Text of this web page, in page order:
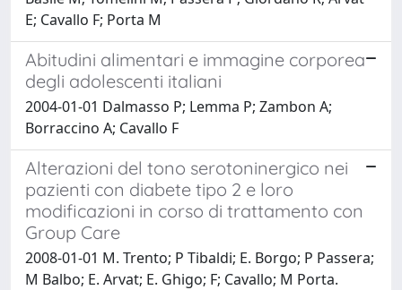
E; Cavallo F; Porta M
Abitudini alimentari e immagine corporea
degli adolescenti italiani
2004-01-01 Dalmasso P; Lemma P; Zambon A;
Borraccino A; Cavallo F
Alterazioni del tono serotoninergico nei
pazienti con diabete tipo 2 e loro
modificazioni in corso di trattamento con
Group Care
2008-01-01 M. Trento; P Tibaldi; E. Borgo; P Passera;
M Balbo; E. Arvat; E. Ghigo; F; Cavallo; M Porta.